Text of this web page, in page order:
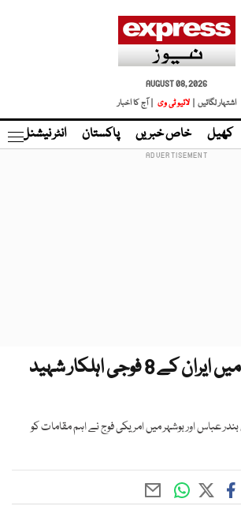
AUGUST 08, 2026
اشتہار لگائیں |
لائیو ٹی وی | آج کا اخبار
کھیل خاص خبریں پاکستان انٹر نیشنل
امریکی حملوں میں ایران کے 8 فوجی اہلکار شہید
عباس اور بوشہر میں امریکی فوج نے اہم مقامات کو